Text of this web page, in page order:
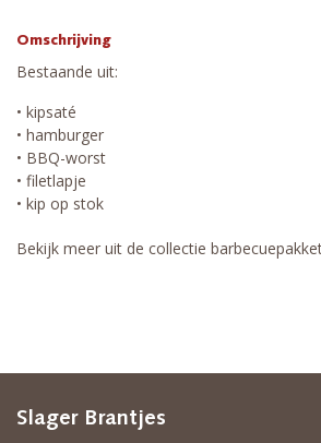
Omschrijving
Bestaande uit:
• kipsaté
• hamburger
• BBQ-worst
• filetlapje
• kip op stok
Bekijk meer uit de collectie
Slager Brantjes